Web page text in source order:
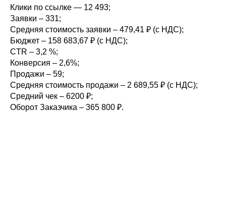
Клики по ссылке — 12 493;
Заявки – 331;
Средняя стоимость заявки – 479,41 ₽ (с НДС);
Бюджет – 158 683,67 ₽ (с НДС);
CTR – 3,2 %;
Конверсия – 2,6%;
Продажи – 59;
Средняя стоимость продажи – 2 689,55 ₽ (с НДС);
Средний чек – 6200 ₽;
Оборот Заказчика – 365 800 ₽.